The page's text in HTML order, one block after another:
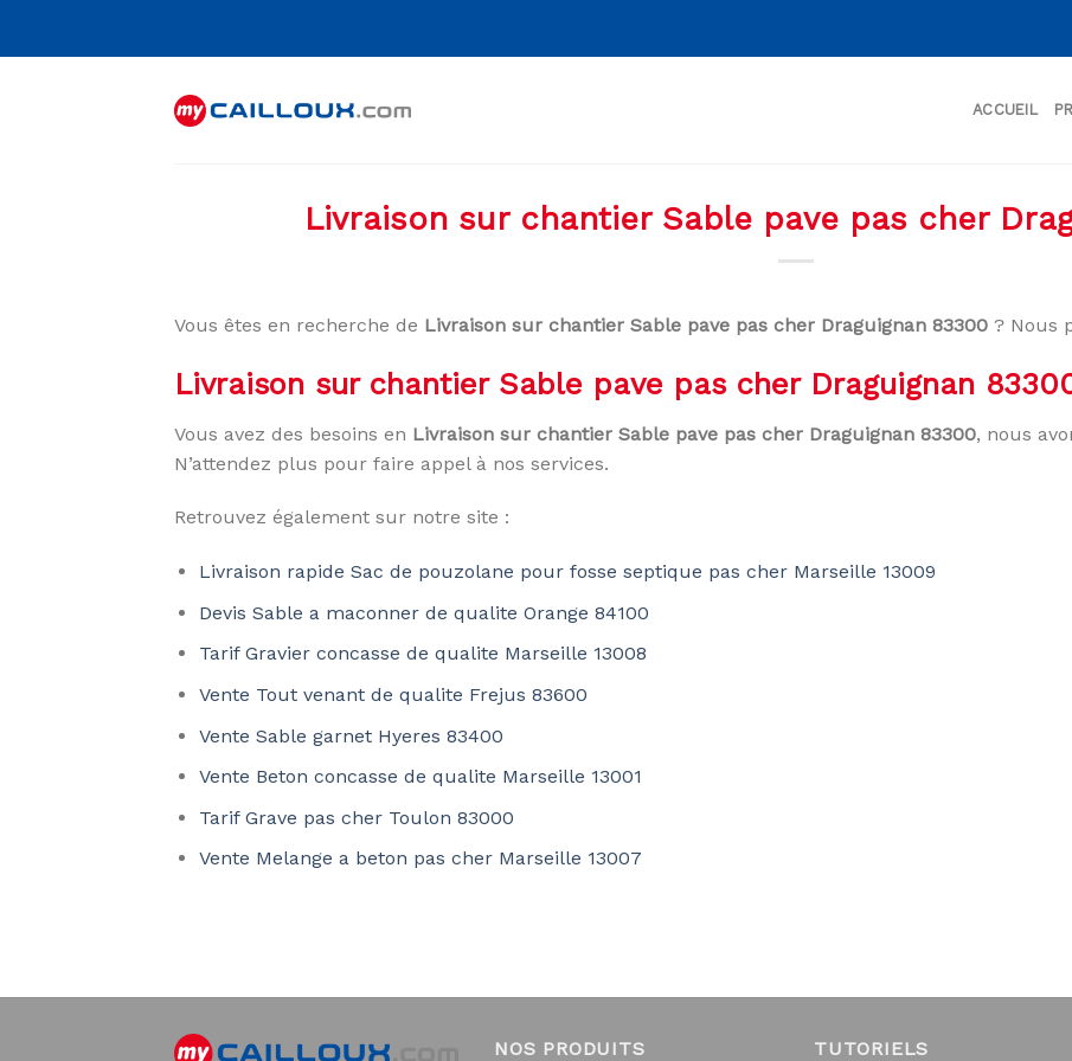
ACCUEIL
Livraison sur chantier Sable pave pas cher
Vous êtes en recherche de Livraison sur chantier Sable pave pas cher Draguignan 83300 ? Nous
Livraison sur chantier Sable pave pas cher Draguignan
Vous avez des besoins en Livraison sur chantier Sable pave pas cher Draguignan 83300, nous
N’attendez plus pour faire appel à nos services.
Retrouvez également sur notre site :
Livraison rapide Sac de pouzolane pour fosse septique pas cher Marseille 13009
Devis Sable a maconner de qualite Orange 84100
Tarif Gravier concasse de qualite Marseille 13008
Vente Tout venant de qualite Frejus 83600
Vente Sable garnet Hyeres 83400
Vente Beton concasse de qualite Marseille 13001
Tarif Grave pas cher Toulon 83000
Vente Melange a beton pas cher Marseille 13007
NOS PRODUITS TUTORIELS